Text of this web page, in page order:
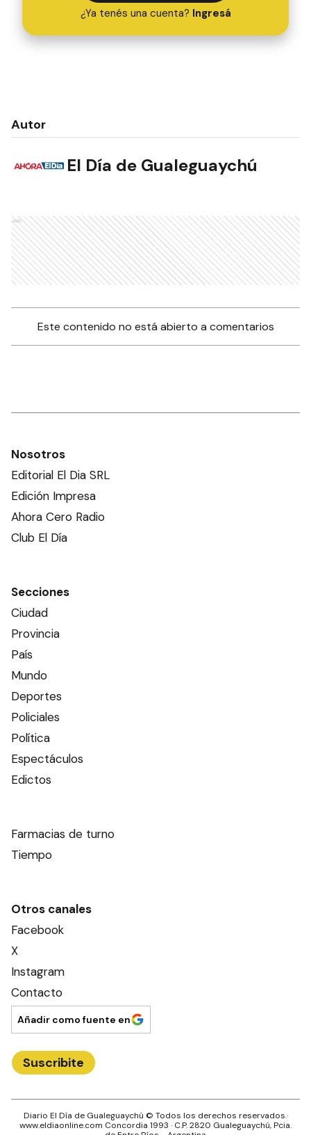
¿Ya tenés una cuenta? Ingresá
Autor
El Día de Gualeguaychú
Ads
Este contenido no está abierto a comentarios
Nosotros
Editorial El Dia SRL
Edición Impresa
Ahora Cero Radio
Club El Día
Secciones
Ciudad
Provincia
País
Mundo
Deportes
Policiales
Política
Espectáculos
Edictos
Farmacias de turno
Tiempo
Otros canales
Facebook
X
Instagram
Contacto
Añadir como fuente en
Suscribite
Diario El Día de Gualeguaychú © Todos los derechos reservados.·
www.eldiaonline.com Concordia 1993 · C.P.2820 Gualeguaychú, Pcia.